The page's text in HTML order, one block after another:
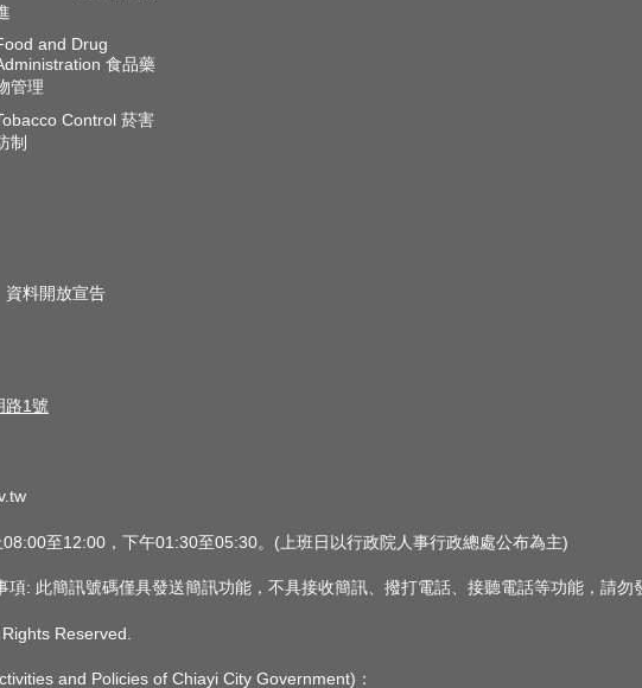
and Drug
食品藥
管理
Control 菸害
制
資料開放宣告
路1號
至12:00，下午01:30至05:30。(上班日以行政院人事行政總處公布為主)
: 此簡訊號碼僅具發送簡訊功能，不具接收簡訊、撥打電話、接聽電話等功能，請
Reserved.
and Policies of Chiayi City Government)：